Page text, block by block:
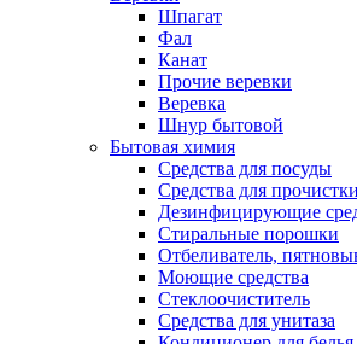
Шпагат
Фал
Канат
Прочие веревки
Веревка
Шнур бытовой
Бытовая химия
Средства для посуды
Средства для
Дезинфицирующие
Стиральные порошки
Отбеливатель,
Моющие средства
Стеклоочиститель
Средства для унитаза